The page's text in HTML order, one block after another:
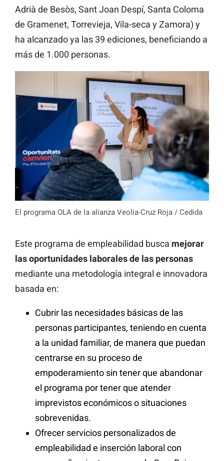
Adrià de Besòs, Sant Joan Despí, Santa Coloma
de Gramenet, Torrevieja, Vila-seca y Zamora) y
ha alcanzado ya las 39 ediciones, beneficiando a
más de 1.000 personas.
El programa OLA de la alianza Veolia-Cruz Roja / Cedida
Este programa de empleabilidad busca mejorar
las oportunidades laborales de las personas
mediante una metodología integral e innovadora
basada en:
Cubrir las necesidades básicas de las
personas participantes, teniendo en cuenta
a la unidad familiar, de manera que puedan
centrarse en su proceso de
empoderamiento sin tener que abandonar
el programa por tener que atender
imprevistos económicos o situaciones
sobrevenidas.
Ofrecer servicios personalizados de
empleabilidad e inserción laboral con